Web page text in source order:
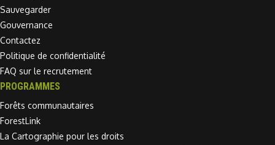
Sauvegarder
Gouvernance
Contactez
Politique de confidentialité
FAQ sur le recrutement
PROGRAMMES
Forêts communautaires
ForestLink
La Cartographie pour les droits